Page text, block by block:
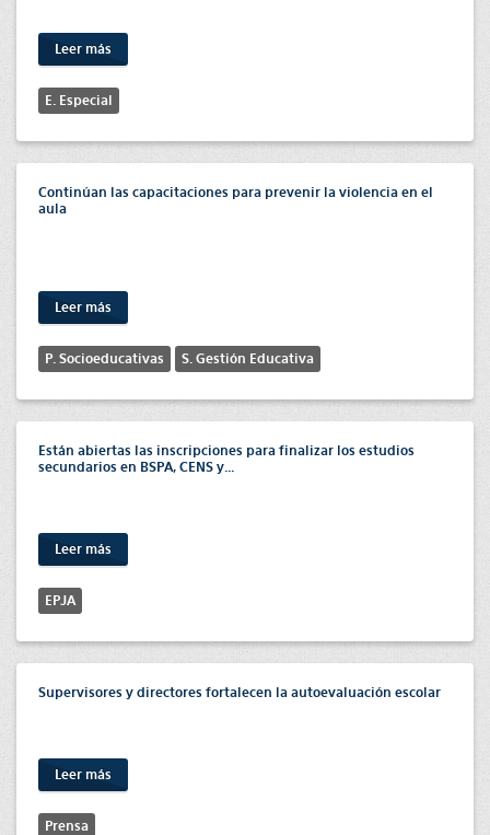
Leer más
E. Especial
Continúan las capacitaciones para prevenir la violencia en el
aula
Leer más
P. Socioeducativas S. Gestión Educativa
Están abiertas las inscripciones para finalizar los estudios
secundarios en BSPA, CENS y...
Leer más
EPJA
Supervisores y directores fortalecen la autoevaluación escolar
Leer más
Prensa